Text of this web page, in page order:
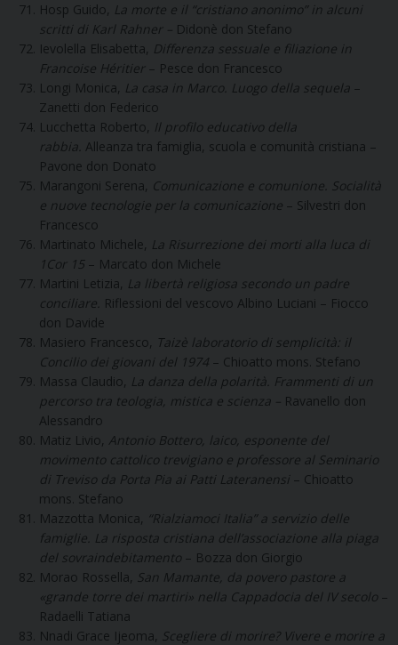
Hosp Guido, La morte e il “cristiano anonimo” in alcuni
scritti di Karl Rahner –
Didonè don Stefano
Ievolella Elisabetta, Differenza sessuale e filiazione in
Francoise Héritier – Pesce don Francesco
Longi Monica, La casa in Marco. Luogo della sequela –
Zanetti don Federico
Lucchetta Roberto, Il profilo educativo della
rabbia. Alleanza tra famiglia, scuola e comunità cristiana –
Pavone don Donato
Marangoni Serena, Comunicazione e comunione. Socialità
e nuove tecnologie per la comunicazione – Silvestri don
Francesco
Martinato Michele, La Risurrezione dei morti alla luca di
1Cor 15– Marcato don Michele
Martini Letizia, La libertà religiosa secondo un padre
conciliare. Riflessioni del vescovo Albino Luciani – Fiocco
don Davide
Masiero Francesco, Taizè laboratorio di semplicità: il
Concilio dei giovani del 1974 – Chioatto mons. Stefano
Massa Claudio, La danza della polarità. Frammenti di un
percorso tra teologia, mistica e scienza –
Ravanello don
Alessandro
Matiz Livio, Antonio Bottero, laico, esponente del
movimento cattolico trevigiano e professore al Seminario
di Treviso da Porta Pia ai Patti Lateranensi – Chioatto
mons. Stefano
Mazzotta Monica, “Rialziamoci Italia” a servizio delle
famiglie. La risposta cristiana dell’associazione alla piaga
del sovraindebitamento – Bozza don Giorgio
Morao Rossella, San Mamante, da povero pastore a
«grande torre dei martiri» nella Cappadocia del IV secolo –
Radaelli Tatiana
Nnadi Grace Ijeoma, Scegliere di morire? Vivere e morire a